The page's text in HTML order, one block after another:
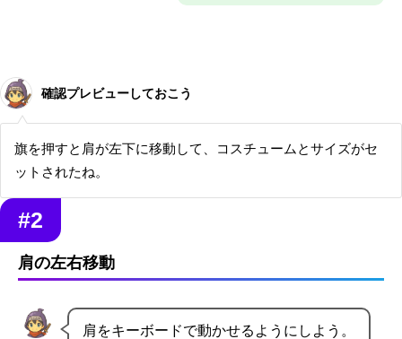
確認プレビューしておこう
旗を押すと肩が左下に移動して、コスチュームとサイズがセ
ットされたね。
#2
肩の左右移動
肩をキーボードで動かせるようにしよう。